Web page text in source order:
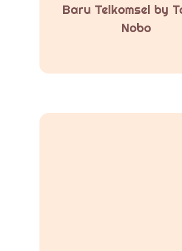
Baru Telkomsel by
Nobo